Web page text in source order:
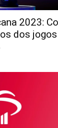
2023:
dos jogos